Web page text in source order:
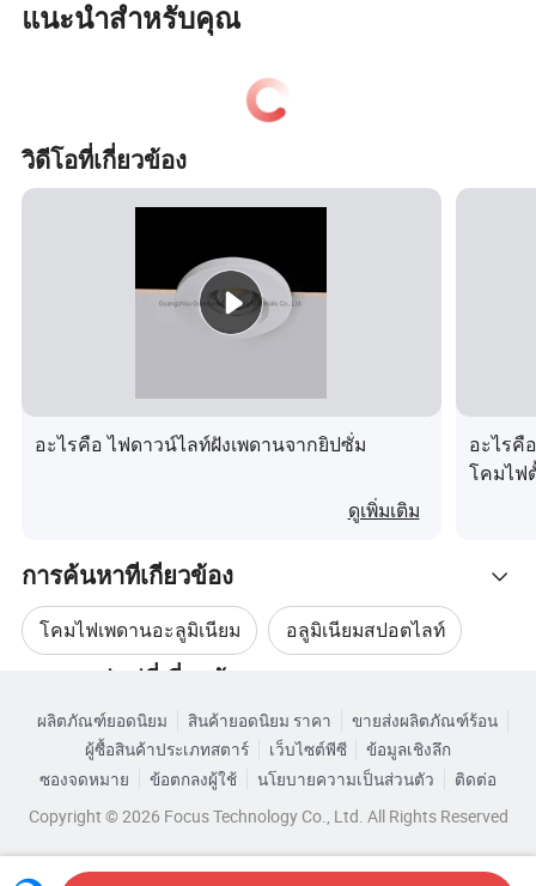
·ตัวอย่างไม่ถูกต้อง
แนะนำสำหรับคุณ
วิดีโอที่เกี่ยวข้อง
อะไรคือ ไฟดาวน์ไลท์ฝังเพดานจากยิปซั่ม
ดูเพิ่มเติม
อะไรคื
โคมไฟ
การค้นหาที่เกี่ยวข้อง
โคมไฟเพดานอะลูมิเนียม อลูมิเนียมสปอตไลท์
ไฟดาวน์ไลท์ติดเพดาน ไฟเพดานแบบดาวน์ไลท์
เรียกดูตามหมวดหมู่
ผลิตภัณฑ์ยอดนิยม สินค้ายอดนิยม ราคา
ขายส่งผลิตภัณฑ์ร้อน
ผู้ซื้อสินค้าประเภทสตาร์
เว็บไซต์พีซี
ข้อมูลเชิงลึก
ซองจดหมาย
ข้อตกลงผู้ใช้ นโยบายความเป็นส่วนตัว
ติดต่อ
Copyright © 2026 Focus Technology Co., Ltd. All Rights Reserved